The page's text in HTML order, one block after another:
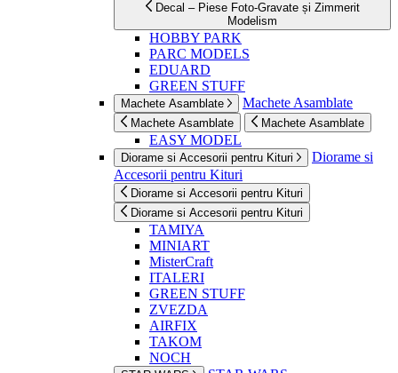
Decal – Piese Foto-Gravate și Zimmerit
Modelism
HOBBY PARK
PARC MODELS
EDUARD
GREEN STUFF
Machete Asamblate Machete Asamblate
Machete Asamblate Machete Asamblate
EASY MODEL
Diorame si Accesorii pentru Kituri
Diorame si
Accesorii pentru Kituri
Diorame si Accesorii pentru Kituri
Diorame si Accesorii pentru Kituri
TAMIYA
MINIART
MisterCraft
ITALERI
GREEN STUFF
ZVEZDA
AIRFIX
TAKOM
NOCH